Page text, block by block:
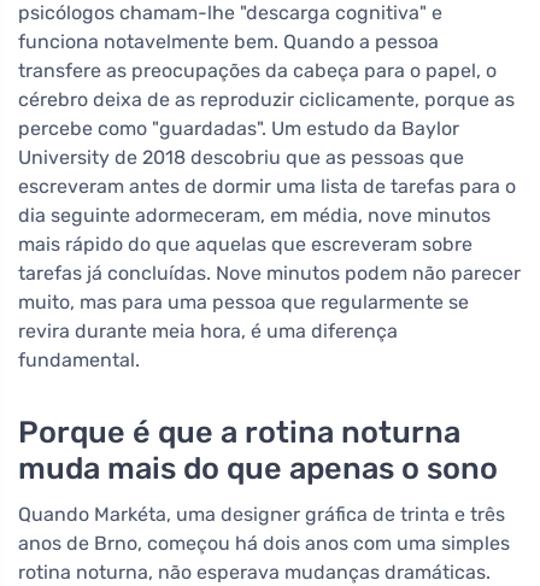
psicólogos chamam-lhe "descarga cognitiva" e
funciona notavelmente bem. Quando a pessoa
transfere as preocupações da cabeça para o papel, o
cérebro deixa de as reproduzir ciclicamente, porque as
percebe como "guardadas". Um estudo da Baylor
University de 2018 descobriu que as pessoas que
escreveram antes de dormir uma lista de tarefas para o
dia seguinte adormeceram, em média, nove minutos
mais rápido do que aquelas que escreveram sobre
tarefas já concluídas. Nove minutos podem não parecer
muito, mas para uma pessoa que regularmente se
revira durante meia hora, é uma diferença
fundamental.
Porque é que a rotina noturna
muda mais do que apenas o sono
Quando Markéta, uma designer gráfica de trinta e três
anos de Brno, começou há dois anos com uma simples
rotina noturna, não esperava mudanças dramáticas.